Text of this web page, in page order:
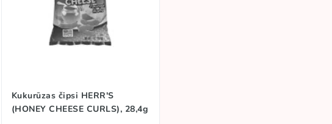
Kukurūzas čipsi HERR'S
(HONEY CHEESE CURLS), 28,4g